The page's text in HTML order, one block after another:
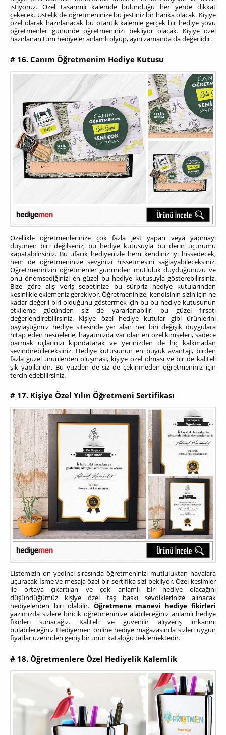
istiyoruz. Özel tasarımlı kalemde bulunduğu her yerde dikkat
çekecek. Üstelik de öğretmeninize bu jestiniz bir harika olacak. Kişiye
özel olarak hazırlanacak bu otantik kalemle gerçek bir hediye şovu
öğretmenler gününde öğretmeninizi bekliyor olacak. Kişiye özel
hazırlanan tüm hediyeler anlamlı olyup, aynı zamanda da değerlidir.
# 16. Canım Öğretmenim Hediye Kutusu
Özellikle öğretmenlerinize çok fazla jest yapan veya yapmayı
düşünen biri değilseniz, bu hediye kutusuyla bu derin uçurumu
kapatabilirsiniz. Bu ufacık hediyenizle hem kendiniz iyi hissedecek,
hem de öğretmeninize sevginizi hissetmesini sağlayabileceksiniz.
Öğretmeninizin öğretmenler gününden mutluluk duyduğunuzu ve
onu önemsediğinizi en güzel bu hediye kutusuyla gösterebilirsiniz.
Bize göre alış veriş sepetinize bu sürpriz hediye kutularından
kesinlikle eklemeniz gerekiyor. Öğretmeninize, kendisinin sizin için ne
kadar değerli biri olduğunu göstermek için bu bu hediye kutusunun
etkileme gücünden siz de yararlanabilir, bu güzel fırsatı
değerlendirebilirsiniz. Kişiye özel hediye kutular gibi ürünlerini
paylaştığımız hediye sitesinde yer alan her biri değişik duygulara
hitap eden nesnelerle, hayatınızda var olan en özel kimseleri, sadece
parmak uçlarınızı kıpırdatarak ve yerinizden de hiç kalkmadan
sevindirebileceksiniz. Hediye kutusunun en büyük avantajı, birden
fazla güzel ürünlerden oluşması, kişiye özel olması ve bir de kaliteli
şık yapılarıdır. Bu yüzden de siz de çekinmeden öğretmeniniz için
tercih edebilirsiniz.
# 17. Kişiye Özel Yılın Öğretmeni Sertifikası
Listemizin on yedinci sırasında öğretmeninizi mutluluktan havalara
uçuracak İsme ve mesaja özel bir sertifika sizi bekliyor. Özel kesimler
ile ortaya çıkartılan ve çok anlamlı bir hediye olacağını
düşündüğümüz kişiye özel taş baskı sevdiklerinize alınacak
hediyelerden biri olabilir. Öğretmene manevi hediye fikirleri
yazımızda sizlere biricik öğretmeninize alabileceğiniz anlamlı hediye
fikirleri sunacağız. Kaliteli ve güvenilir alışveriş imkanını
bulabileceğiniz Hediyemen online hediye mağazasında sizleri uygun
fiyatlar üzerinden geniş bir ürün kataloğu beklemektedir.
# 18. Öğretmenlere Özel Hediyelik Kalemlik